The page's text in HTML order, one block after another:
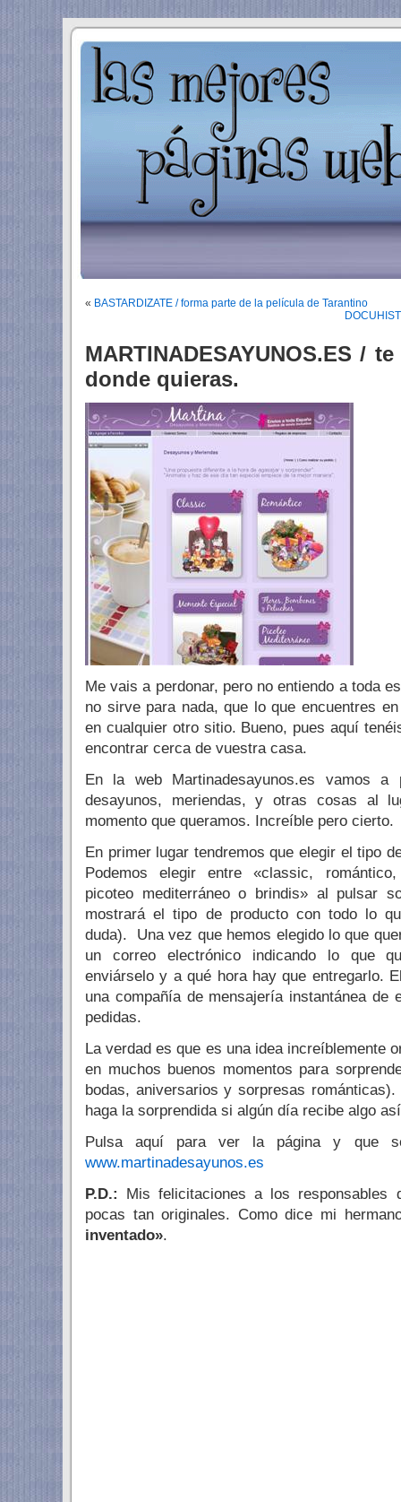
« BASTARDIZATE / forma parte de la película de Tarantino
MARTINADESAYUNOS.ES /
donde quieras.
Me vais a perdonar, pero no entiendo a toda
no sirve para nada, que lo que encuentres
en cualquier otro sitio. Bueno, pues aquí
encontrar cerca de vuestra casa.
En la web Martinadesayunos.es vamos a
desayunos, meriendas, y otras cosas al
momento que queramos. Increíble pero cierto.
En primer lugar tendremos que elegir el tipo
Podemos elegir entre «classic,
picoteo mediterráneo o brindis» al pulsar
mostrará el tipo de producto con todo lo
duda). Una vez que hemos elegido lo que
un correo electrónico indicando lo que
enviárselo y a qué hora hay que entregarlo.
una compañía de mensajería instantánea de
pedidas.
La verdad es que es una idea increíblemente
en muchos buenos momentos para
bodas, aniversarios y sorpresas
haga la sorprendida si algún día recibe algo
Pulsa aquí para ver la página y que
www.martinadesayunos.es
P.D.:
Mis felicitaciones a los responsables
pocas tan originales. Como dice mi
inventado».